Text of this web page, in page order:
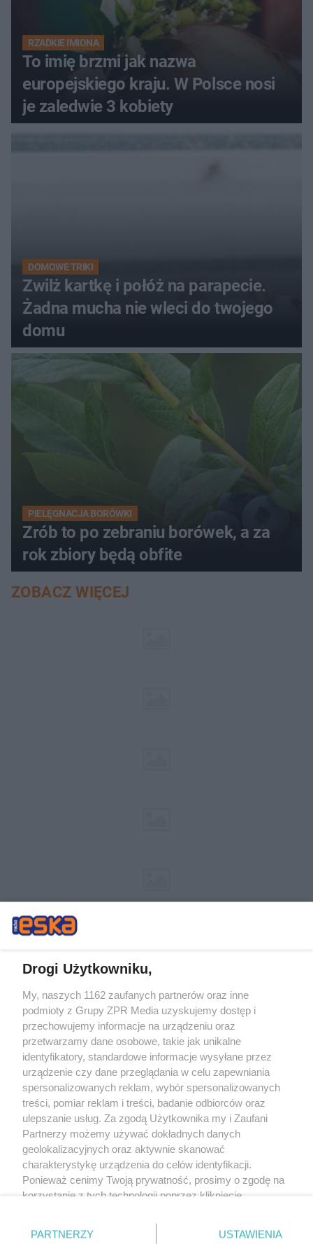
RZADKIE IMIONA
To imię brzmi jak nazwa
europejskiego kraju. W Polsce nosi
je zaledwie 3 kobiety
DOMOWE TRIKI
Zwilż kartkę i połóż na parapecie.
Żadna mucha nie wleci do twojego
domu
PIELĘGNACJA BORÓWKI
Zrób to po zebraniu borówek, a za
rok zbiory będą obfite
ZOBACZ WIĘCEJ
Żaden utwór zamieszczony w serwisie nie może być powielany i
rozpowszechniany lub dalej rozpowszechniany w jakikolwiek sposób (w
tym także elektroniczny lub mechaniczny) na jakimkolwiek polu
eksploatacji w jakiejkolwiek formie, włącznie z umieszczaniem w Internecie
bez pisemnej zgody właściciela praw. Jakiekolwiek użycie lub
wykorzystanie utworów w całości lub w części z naruszeniem prawa, tzn.
bez właściwej zgody, jest zabronione pod groźbą kary i może być ścigane
prawnie.
O nas
Drogi Użytkowniku,
My, naszych 1162 zaufanych partnerów oraz inne
podmioty z Grupy ZPR Media uzyskujemy dostęp i
przechowujemy informacje na urządzeniu oraz
przetwarzamy dane osobowe, takie jak unikalne
identyfikatory, standardowe informacje wysyłane przez
urządzenie czy dane przeglądania w celu zapewniania
spersonalizowanych reklam, wybór spersonalizowanych
treści, pomiar reklam i treści, badanie odbiorców oraz
ulepszanie usług. Za zgodą Użytkownika my i Zaufani
Partnerzy możemy używać dokładnych danych
geolokalizacyjnych oraz aktywnie skanować
charakterystykę urządzenia do celów identyfikacji.
Ponieważ cenimy Twoją prywatność, prosimy o zgodę na
korzystanie z tych technologii poprzez kliknięcie
zmienić/wycofać klikając przycisk ustawień prywatności
PARTNERZY USTAWIENIA